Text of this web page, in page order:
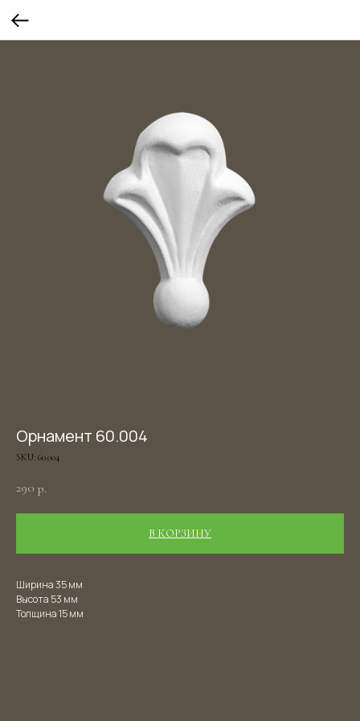
Орнамент 60.004
SKU: 60.004
290 р.
В КОРЗИНУ
Ширина 35 мм
Высота 53 мм
Толщина 15 мм